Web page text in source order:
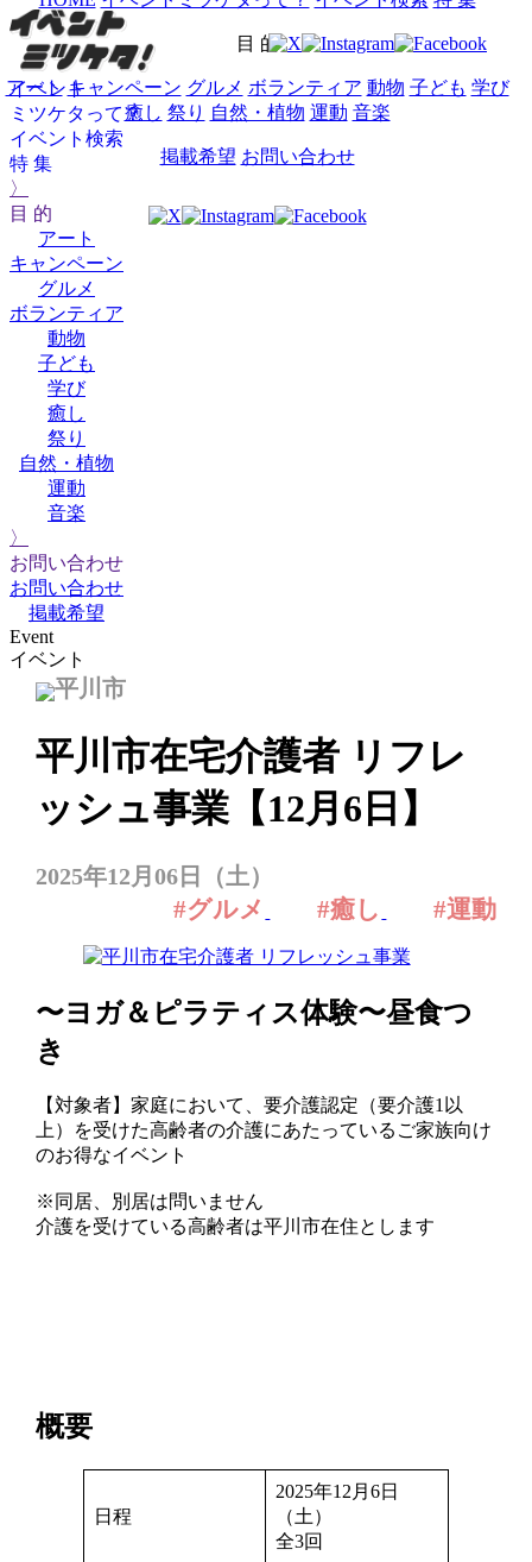
イベント
ミツケタって？
イベント検索
特 集
〉
目 的
アート
キャンペーン
グルメ
ボランティア
動物
子ども
学び
癒し
祭り
自然・植物
運動
音楽
〉
お問い合わせ
お問い合わせ
掲載希望
目 的
アート キャンペーン グルメ ボランティア 動物 子ども 学び
癒し 祭り 自然・植物 運動 音楽
掲載希望 お問い合わせ
Event
イベント
平川市
平川市在宅介護者 リフレ
ッシュ事業【12月6日】
2025年12月06日（土）
#グルメ #癒し #運動
〜ヨガ＆ピラティス体験〜昼食つ
き
【対象者】家庭において、要介護認定（要介護1以
上）を受けた高齢者の介護にあたっているご家族向け
のお得なイベント
※同居、別居は問いません
介護を受けている高齢者は平川市在住とします
概要
日程
2025年12月6日
（土）
全3回